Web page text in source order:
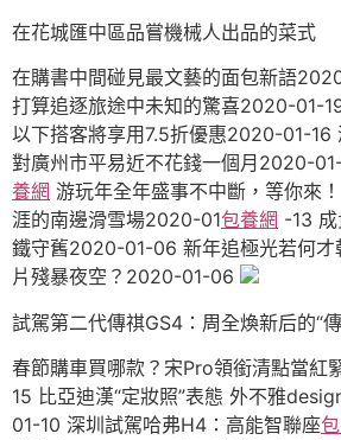
在花城匯中區品嘗機械人出品的菜式
在購書中間碰見最文藝的面包新語
打算追逐旅途中未知的驚喜2020-01-
以下搭客將享用7.5折優惠2020-01-16
對廣州市平易近不花錢一個月2020-
養網 游玩年全年盛事不中斷，等你來
涯的南邊滑雪場2020-01包養網 -13
鐵守舊2020-01-06 新年追極光若何才
片殘暴夜空？2020-01-06
試駕第二代傳祺GS4：周全煥新后的“
春節購車買哪款？宋Pro領銜清點當紅
15 比亞迪漢“定妝照”表態 外不雅
01-10 深圳試駕哈弗H4：高能智聯座